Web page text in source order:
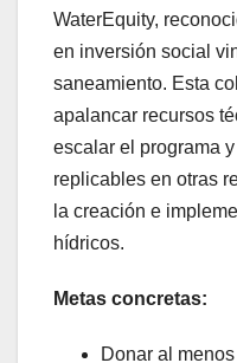
WaterEquity,
en inversión social
saneamiento. Esta
apalancar recursos
escalar el programa
replicables en otras
la creación e
hídricos.
Metas concretas:
Donar al